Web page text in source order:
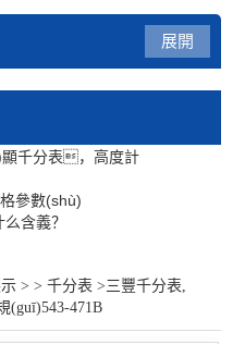
展開
千分表，高度計
參數(shù)
含義？
> >千分表 >三豐千分表,
(guī)543-471B